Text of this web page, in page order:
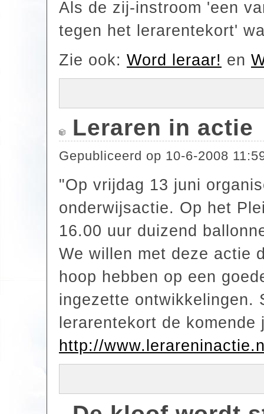
Als de zij-instroom 'een
tegen het lerarentekort'
Zie ook: Word leraar! en
Leraren in actie
Gepubliceerd op 10-6-2008
"Op vrijdag 13 juni
onderwijsactie. Op het
16.00 uur duizend
We willen met deze actie
hoop hebben op een
ingezette ontwikkelingen.
lerarentekort de
http://